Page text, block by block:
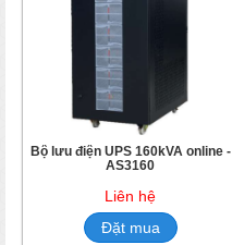
Bộ lưu điện UPS 160kVA online -
AS3160
Liên hệ
Đặt mua